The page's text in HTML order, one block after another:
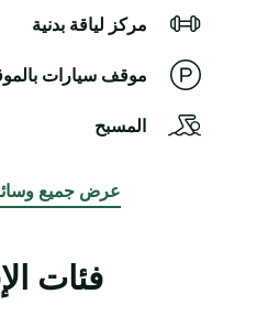
مركز لياقة بدنية
موقف سيارات
المسبح
عرض جميع
فئات